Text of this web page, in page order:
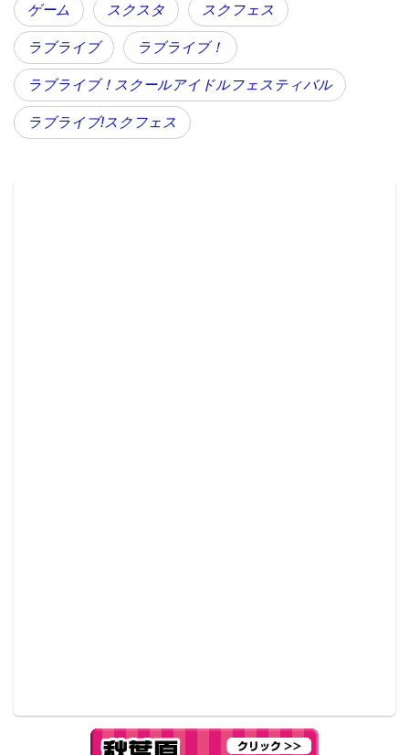
スクフェス7周年前夜祭レクリエーションは好きな選択
肢を選んで投票するイベントです。
7周年のレクリエーションでは、7周年にふさわしいお
題で、3回に分けて開催します！
投票数が多い方の選択肢は、モチーフ称号にして参加
ゲーム スクスタ スクフェス
ラブライブ ラブライブ！
ラブライブ！スクールアイドルフェスティバル
ラブライブ!スクフェス